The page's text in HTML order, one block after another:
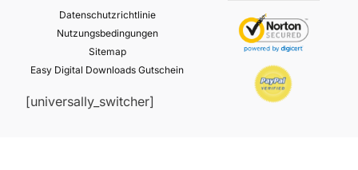
Datenschutzrichtlinie
Nutzungsbedingungen
Sitemap
Easy Digital Downloads Gutschein
[universally_switcher]